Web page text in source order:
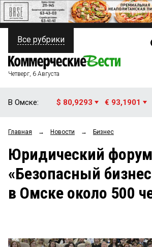
ПОЛИТИКА
ФИНАНСЫ
ОБЩЕСТВО
ЗАКОН
Архив
Все рубрики
Четверг, 6 Августа
В Омске: $ 80,9293 € 93,1901
Главная → Новости → Бизнес
Юридический форум
«Безопасный
в Омске около 500